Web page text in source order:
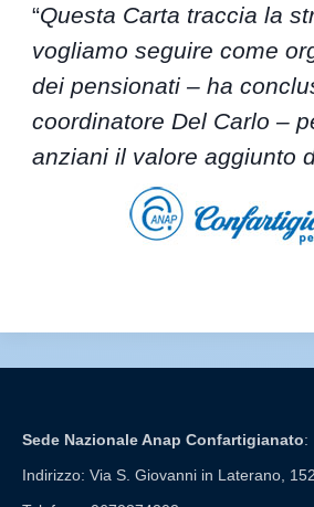
“Questa Carta traccia la
vogliamo seguire come
dei pensionati – ha
coordinatore Del Carlo –
anziani il valore aggiunto
Sede Nazionale Anap Confartigianato:
Indirizzo: Via S. Giovanni in Laterano,